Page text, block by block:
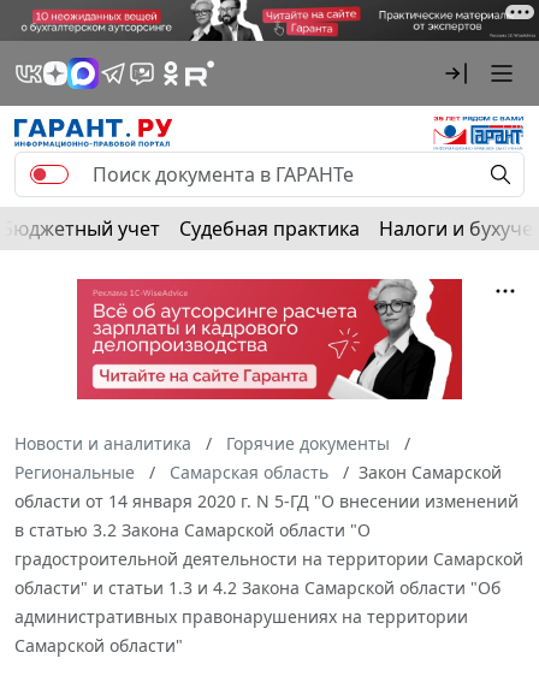
Бюджетный учет Судебная практика Налоги и
Новости и аналитика
Горячие документы
Региональные
Самарская область
Закон Самарской
области от 14 января 2020 г. N 5-ГД "О внесении изменений
в статью 3.2 Закона Самарской области "О
градостроительной деятельности на территории Самарской
области" и статьи 1.3 и 4.2 Закона Самарской области "Об
административных правонарушениях на территории
Самарской области"